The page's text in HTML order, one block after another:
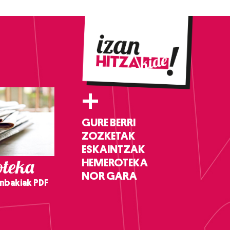
PDF
+
GURE BERRI
ZOZKETAK
ESKAINTZAK
HEMEROTEKA
NOR GARA